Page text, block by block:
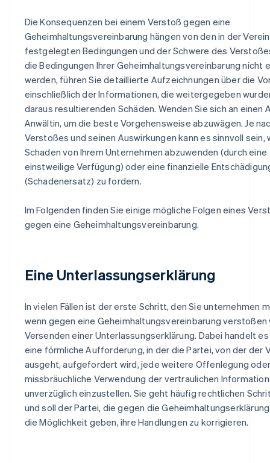
Die Konsequenzen bei einem Verstoß gegen eine
Geheimhaltungsvereinbarung hängen von den in der
festgelegten Bedingungen und der Schwere des
die Bedingungen Ihrer Geheimhaltungsvereinbarung nicht
werden, führen Sie detaillierte Aufzeichnungen über die
einschließlich der Informationen, die weitergegeben
daraus resultierenden Schäden. Wenden Sie sich an einen
Anwältin, um die beste Vorgehensweise abzuwägen. Je
Verstoßes und seinen Auswirkungen kann es sinnvoll sein,
Schaden von Ihrem Unternehmen abzuwenden (durch eine
einstweilige Verfügung) oder eine finanzielle
(Schadenersatz) zu fordern.
Im Folgenden finden Sie einige mögliche Folgen eines
gegen eine Geheimhaltungsvereinbarung.
Eine Unterlassungserklärung
In vielen Fällen ist der erste Schritt, den Sie unternehmen
wenn gegen eine Geheimhaltungsvereinbarung verstoßen
Versenden einer Unterlassungserklärung. Dabei handelt
eine förmliche Aufforderung, in der die Partei, von der der
ausgeht, aufgefordert wird, jede weitere Offenlegung oder
missbräuchliche Verwendung der vertraulichen
unverzüglich einzustellen. Sie geht häufig rechtlichen
und soll der Partei, die gegen die
die Möglichkeit geben, ihre Handlungen zu korrigieren.